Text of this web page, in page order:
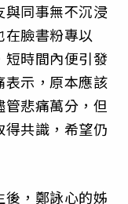
與同事無不沉浸
臉書粉專以
短時間內便引發
表示，原本應該
悲痛萬分，但
共識，希望仍
，鄭詠心的姊